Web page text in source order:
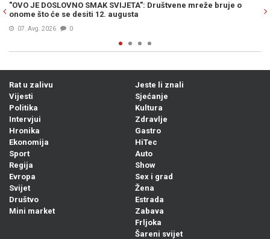
mreže bruje o
REZERVIRAO SMJEŠTAJ PA OTKRIO JEZIVA
Sljedeće jutro uslijedio je pravi horor
Rat u zalivu
Vijesti
Politika
Intervjui
Hronika
Ekonomija
Sport
Regija
Evropa
Svijet
Društvo
Mini market
Jeste li znali
Sjećanje
Kultura
Zdravlje
Gastro
HiTec
Auto
Show
Sex i grad
Žena
Estrada
Zabava
Frljoka
Šareni svijet